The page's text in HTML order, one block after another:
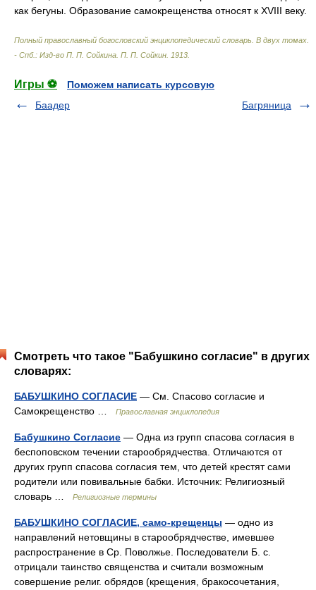
как бегуны. Образование самокрещенства относят к XVIII веку.
Полный православный богословский энциклопедический словарь. В двух томах.
- Спб.: Изд-во П. П. Сойкина П. П. Сойкин 1913
Игры ⚽
Поможем написать курсовую
Баадер
Багряница
Смотреть что такое "Бабушкино согласие" в других
словарях:
БАБУШКИНО СОГЛАСИЕ — См. Спасово согласие и
Самокрещенство …
Православная энциклопедия
Бабушкино Согласие — Одна из групп спасова согласия в
беспоповском течении старообрядчества. Отличаются от
других групп спасова согласия тем, что детей крестят сами
родители или повивальные бабки. Источник: Религиозный
словарь …
Религиозные термины
БАБУШКИНО СОГЛАСИЕ, само-крещенцы — одно из
направлений нетовщины в старообрядчестве, имевшее
распространение в Ср. Поволжье. Последователи Б. с.
отрицали таинство священства и считали возможным
совершение религ. обрядов (крещения, бракосочетания,